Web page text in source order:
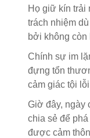
Họ giữ kín trải
trách nhiệm
bởi không còn
Chính sự im
đựng tổn
cảm giác tội
Giờ đây, ngày
chia sẻ để
được cảm